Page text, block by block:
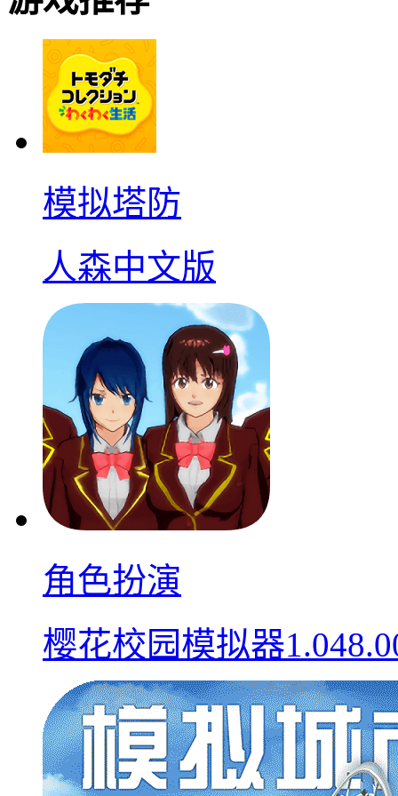
模拟塔防
人森中文版
角色扮演
樱花校园模拟器